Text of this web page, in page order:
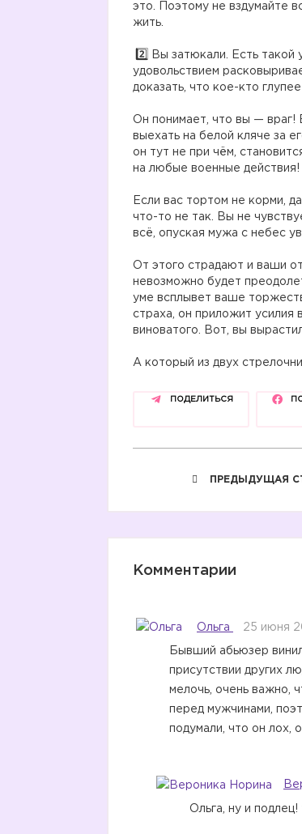
это. Поэтому не вздумайте
жить.
Вы затюкали. Есть
удовольствием
доказать, что кое-кто
Он понимает, что вы — враг!
выехать на белой кляче за
он тут не при чём,
на любые военные действия!
Если вас тортом не корми,
что-то не так. Вы не
всё, опуская мужа с небес
От этого страдают и ваши
невозможно будет
уме всплывет ваше
страха, он приложит усилия
виноватого. Вот, вы
А который из двух
ПОДЕЛИТЬСЯ
ПРЕДЫДУЩАЯ
Комментарии
Ольга 25 июня
Бывший абьюзер
присутствии других
мелочь, очень важно,
перед мужчинами,
подумали, что он лох,
Ольга, ну и подлец!